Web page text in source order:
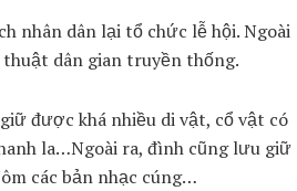
nhân dân lại tổ chức lễ hội. Ngoài
dân gian truyền thống.
được khá nhiều di vật, cổ vật có
la…Ngoài ra, đình cũng lưu giữ
các bản nhạc cúng…